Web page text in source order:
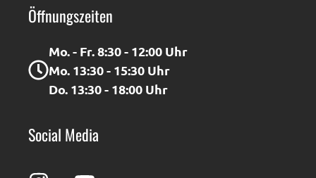
Öffnungszeiten
Mo. - Fr. 8:30 - 12:00 Uhr
Mo. 13:30 - 15:30 Uhr
Do. 13:30 - 18:00 Uhr
Social Media